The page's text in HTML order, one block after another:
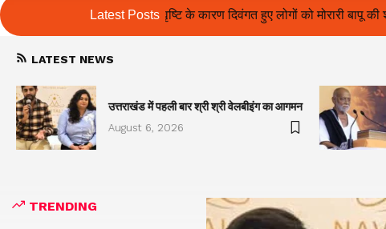
Latest Posts
दिवंगत हुए लोगों को मोरारी बापू की श्रद्धांजलि और उनके परिजनों को सहायता
LATEST NEWS
उत्तराखंड में पहली बार श्री श्री वेलबीइंग का आगमन
August 6, 2026
TRENDING